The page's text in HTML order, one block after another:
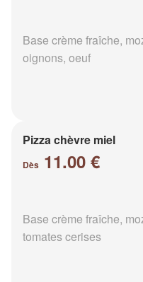
Base crème fraîche,
oignons, oeuf
Pizza chèvre miel
Dès 11.00 €
Base crème fraîche,
tomates cerises